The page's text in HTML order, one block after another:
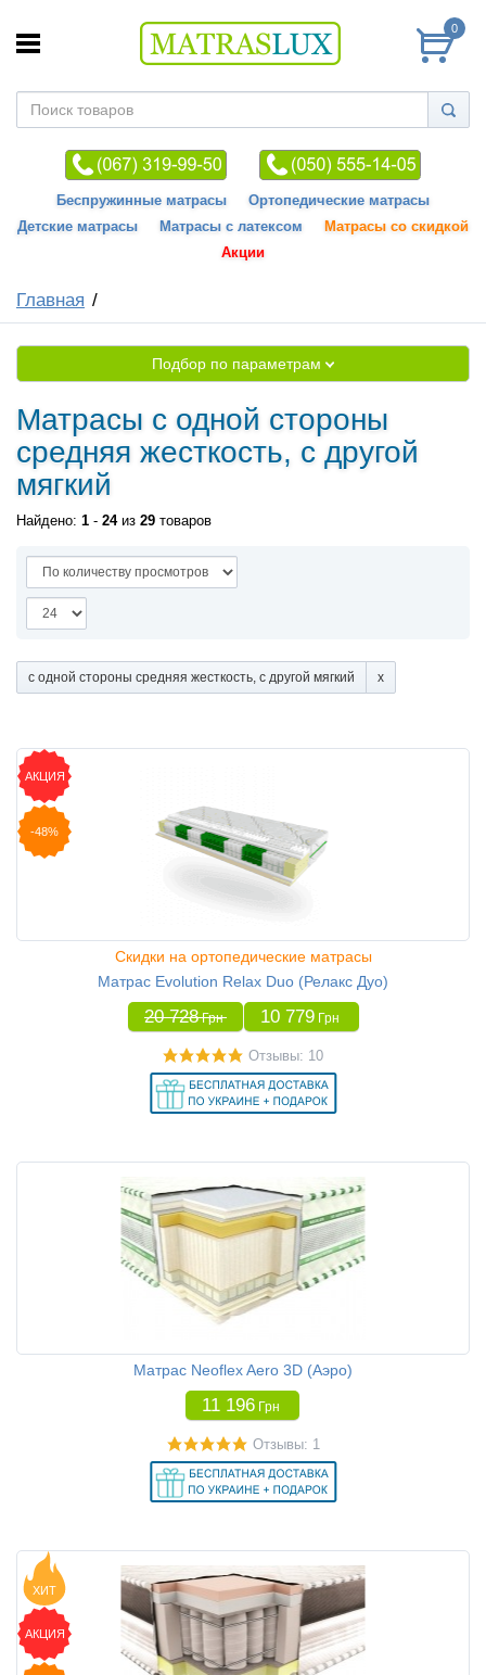
0
Беспружинные матрасы
Ортопедические матрасы
Детские матрасы
Матрасы с латексом
Матрасы со скидкой
Акции
Главная
Подбор по параметрам
Матрасы с одной стороны
средняя жесткость, с другой
мягкий
Найдено: 1 - 24из 29 товаров
с одной стороны средняя жесткость, с другой мягкий
АКЦИЯ
-48%
Скидки на ортопедические матрасы
Матрас Evolution Relax Duo (Релакс Дуо)
20 728 Грн 10 779 Грн
Отзывы: 10
Матрас Neoflex Aero 3D (Аэро)
11 196 Грн
Отзывы: 1
ХИТ
АКЦИЯ